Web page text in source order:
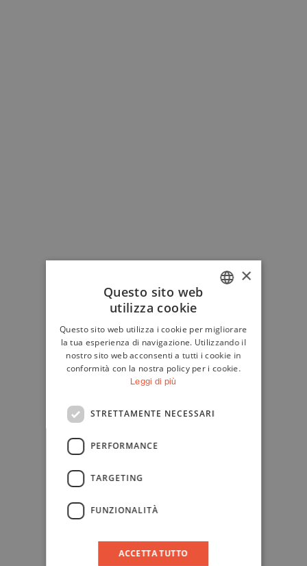
ENGLISH
×
Questo sito web
utilizza cookie
Questo sito web utilizza i cookie per migliorare
la tua esperienza di navigazione. Utilizzando il
nostro sito web acconsenti a tutti i cookie in
conformità con la nostra policy per i cookie.
Leggi di più
STRETTAMENTE NECESSARI
PERFORMANCE
TARGETING
FUNZIONALITÀ
ACCETTA TUTTO